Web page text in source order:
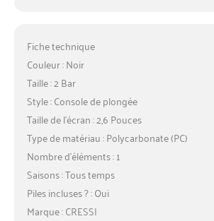
Fiche technique
Couleur : Noir
Taille : 2 Bar
Style : Console de plongée
Taille de l’écran : 2,6 Pouces
Type de matériau : Polycarbonate (PC)
Nombre d’éléments : 1
Saisons : Tous temps
Piles incluses ? : Oui
Marque : CRESSI